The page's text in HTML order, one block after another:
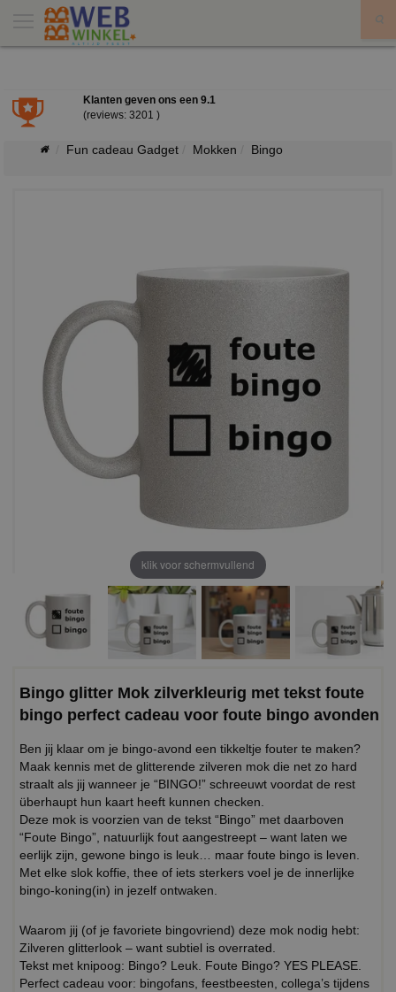
Klanten geven ons een 9.1
(reviews: 3201 )
Fun cadeau Gadget Mokken Bingo
klik voor schermvullend
Bingo glitter Mok zilverkleurig met tekst foute
bingo perfect cadeau voor foute bingo avonden
Ben jij klaar om je bingo-avond een tikkeltje fouter te maken?
Maak kennis met de glitterende zilveren mok die net zo hard
straalt als jij wanneer je “BINGO!” schreeuwt voordat de rest
überhaupt hun kaart heeft kunnen checken.
Deze mok is voorzien van de tekst “Bingo” met daarboven
“Foute Bingo”, natuurlijk fout aangestreept – want laten we
eerlijk zijn, gewone bingo is leuk… maar foute bingo is leven.
Met elke slok koffie, thee of iets sterkers voel je de innerlijke
bingo-koning(in) in jezelf ontwaken.
Waarom jij (of je favoriete bingovriend) deze mok nodig hebt:
Zilveren glitterlook – want subtiel is overrated.
Tekst met knipoog: Bingo? Leuk. Foute Bingo? YES PLEASE.
Perfect cadeau voor: bingofans, feestbeesten, collega’s tijdens